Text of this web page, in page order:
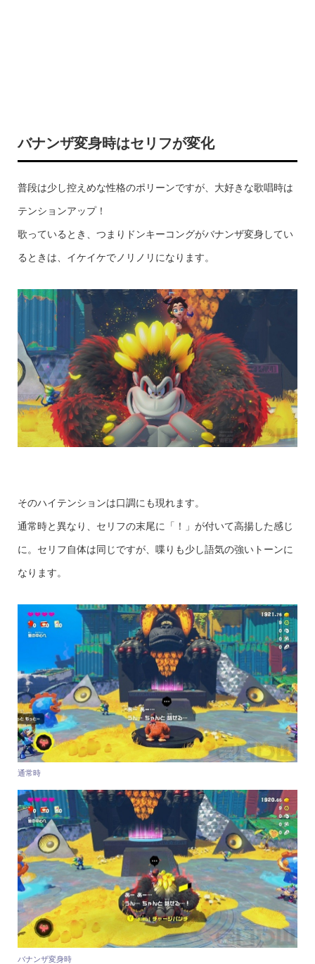
バナンザ変身時はセリフが変化
普段は少し控えめな性格のポリーンですが、大好きな歌唱時は
テンションアップ！
歌っているとき、つまりドンキーコングがバナンザ変身してい
るときは、イケイケでノリノリになります。
そのハイテンションは口調にも現れます。
通常時と異なり、セリフの末尾に「！」が付いて高揚した感じ
に。セリフ自体は同じですが、喋りも少し語気の強いトーンに
なります。
通常時
バナンザ変身時